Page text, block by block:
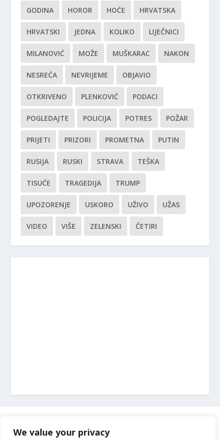
We value your privacy
GODINA HOROR HOĆE HRVATSKA
HRVATSKI JEDNA KOLIKO LIJEČNICI
MILANOVIĆ MOŽE MUŠKARAC NAKON
NESREĆA NEVRIJEME OBJAVIO
OTKRIVENO PLENKOVIĆ PODACI
POGLEDAJTE POLICIJA POTRES POŽAR
PRIJETI PRIZORI PROMETNA PUTIN
RUSIJA RUSKI STRAVA TEŠKA
TISUĆE TRAGEDIJA TRUMP
UPOZORENJE USKORO UŽIVO UŽAS
VIDEO VIŠE ZELENSKI ČETIRI